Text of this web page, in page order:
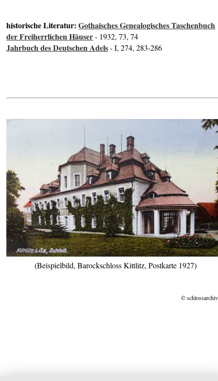
historische Literatur:Gothaisches Genealogisches Taschenbuch
der Freiherrlichen Häuser- 1932, 73, 74
Jahrbuch des Deutschen Adels- I, 274, 283-286
(Beispielbild, Barockschloss Kittlitz, Postkarte 1927)
©